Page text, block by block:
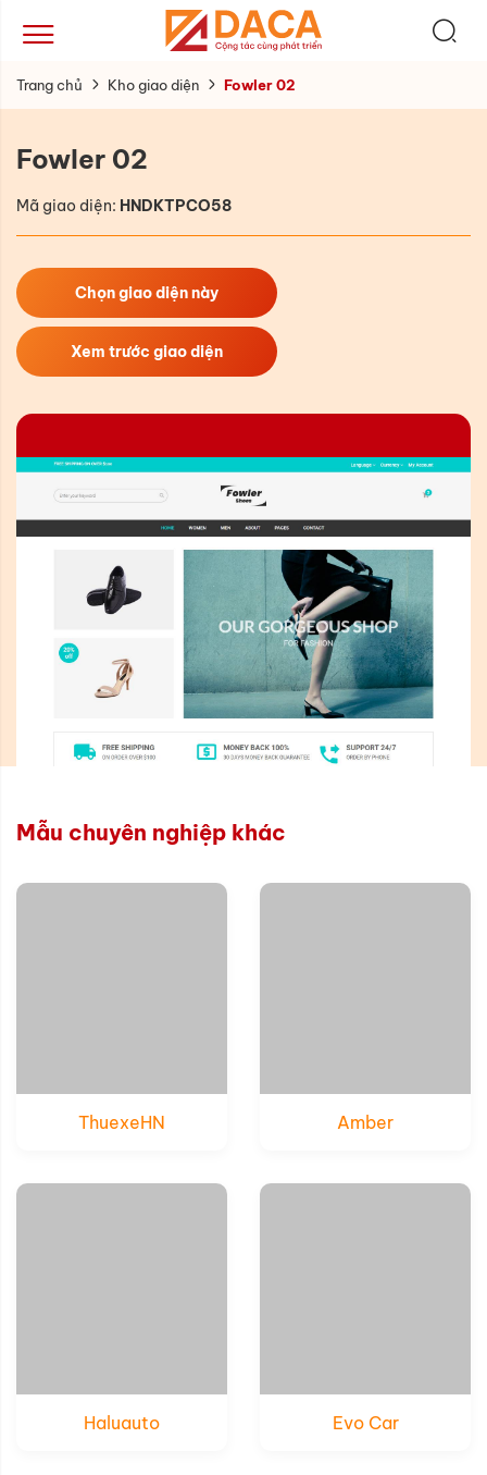
Trang chủ Kho giao diện Fowler 02
Fowler 02
Mã giao diện: HNDKTPCO58
Chọn giao diện này
Xem trước giao diện
Mẫu chuyên nghiệp khác
ThuexeHN Amber
Haluauto Evo Car